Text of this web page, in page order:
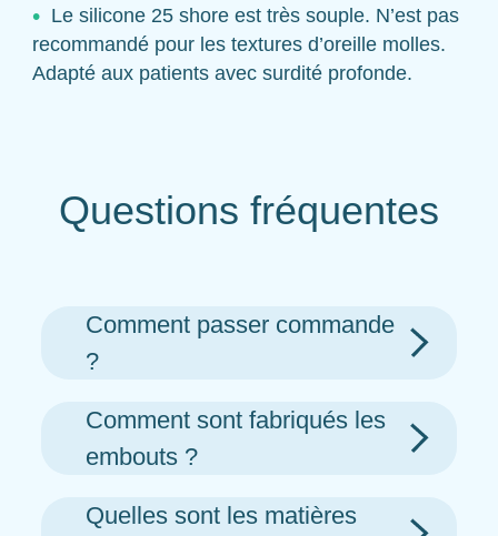
Le silicone 25 shore est très souple. N’est pas
recommandé pour les textures d’oreille molles.
Adapté aux patients avec surdité profonde.
Questions fréquentes
Comment passer commande
?
Comment sont fabriqués les
embouts ?
Quelles sont les matières